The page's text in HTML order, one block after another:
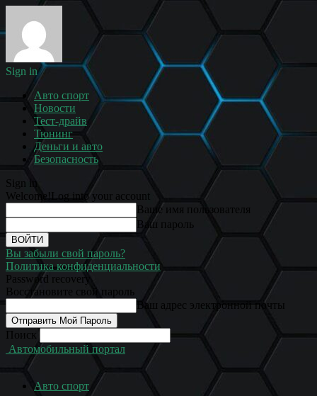
Sign in
Авто спорт
Новости
Тест-драйв
Тюнинг
Деньги и авто
Безопасность
Sign in
Welcome! Log into your account
Ваше имя пользователя
Ваш пароль
Вы забыли свой пароль?
Политика конфиденциальности
Password recovery
Восстановите свой пароль
Ваш адрес электронной почты
Поиск
Автомобильный портал
Авто спорт